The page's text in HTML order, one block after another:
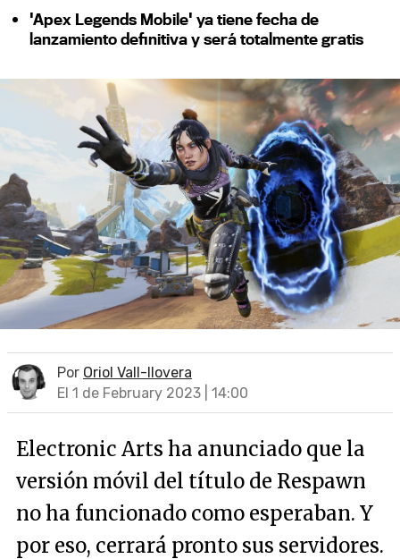
'Apex Legends Mobile' ya tiene fecha de
lanzamiento definitiva y será totalmente gratis
Por Oriol Vall-llovera
El 1 de February 2023 | 14:00
Electronic Arts ha anunciado que la
versión móvil del título de Respawn
no ha funcionado como esperaban. Y
por eso, cerrará pronto sus servidores.